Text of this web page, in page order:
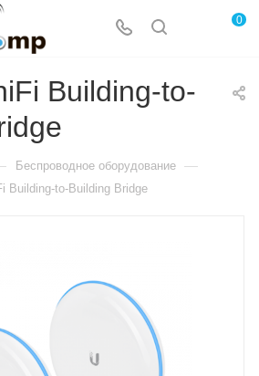
0
Building-to-
Беспроводное оборудование —
Building-to-Building Bridge